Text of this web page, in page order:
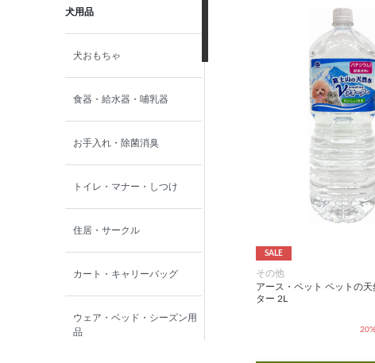
犬用品
犬おもちゃ
食器・給水器・哺乳器
お手入れ・除菌消臭
トイレ・マナー・しつけ
住居・サークル
カート・キャリーバッグ
ウェア・ベッド・シーズン用
品
SALE
その他
アース・ペット ペットの天
ター 2L